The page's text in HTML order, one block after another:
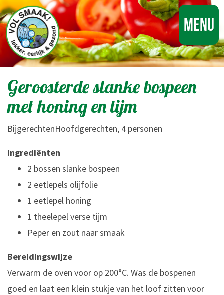
Menu
Geroosterde slanke bospeen
met honing en tijm
BijgerechtenHoofdgerechten, 4 personen
Ingrediënten
2 bossen slanke bospeen
2 eetlepels olijfolie
1 eetlepel honing
1 theelepel verse tijm
Peper en zout naar smaak
Bereidingswijze
Verwarm de oven voor op 200°C. Was de bospenen
goed en laat een klein stukje van het loof zitten voor